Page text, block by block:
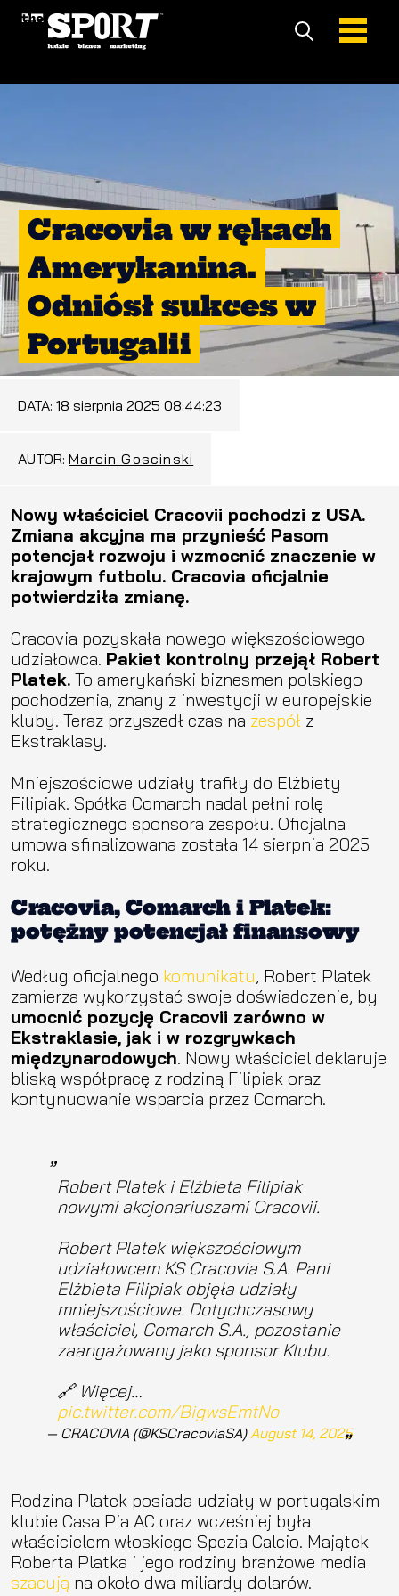
Cracovia w rękach
Amerykanina.
Odniósł sukces w
Portugalii
DATA: 18 sierpnia 2025 08:44:23
AUTOR: Marcin Goscinski
Nowy właściciel Cracovii pochodzi z USA.
Zmiana akcyjna ma przynieść Pasom
potencjał rozwoju i wzmocnić znaczenie w
krajowym futbolu. Cracovia oficjalnie
potwierdziła zmianę.
Cracovia pozyskała nowego większościowego
udziałowca. Pakiet kontrolny przejął Robert
Platek. To amerykański biznesmen polskiego
pochodzenia, znany z inwestycji w europejskie
kluby. Teraz przyszedł czas na zespół z
Ekstraklasy.
Mniejszościowe udziały trafiły do Elżbiety
Filipiak. Spółka Comarch nadal pełni rolę
strategicznego sponsora zespołu. Oficjalna
umowa sfinalizowana została 14 sierpnia 2025
roku.
Cracovia, Comarch i Platek:
potężny potencjał finansowy
Według oficjalnego komunikatu, Robert Platek
zamierza wykorzystać swoje doświadczenie, by
umocnić pozycję Cracovii zarówno w
Ekstraklasie, jak i w rozgrywkach
międzynarodowych. Nowy właściciel deklaruje
bliską współpracę z rodziną Filipiak oraz
kontynuowanie wsparcia przez Comarch.
Robert Platek i Elżbieta Filipiak
nowymi akcjonariuszami Cracovii.
Robert Platek większościowym
udziałowcem KS Cracovia S.A. Pani
Elżbieta Filipiak objęła udziały
mniejszościowe. Dotychczasowy
właściciel, Comarch S.A., pozostanie
zaangażowany jako sponsor Klubu.
🔗 Więcej…
pic.twitter.com/BigwsEmtNo
— CRACOVIA (@KSCracoviaSA) August 14, 2025
Rodzina Platek posiada udziały w portugalskim
klubie Casa Pia AC oraz wcześniej była
właścicielem włoskiego Spezia Calcio. Majątek
Roberta Platka i jego rodziny branżowe media
szacują na około dwa miliardy dolarów.